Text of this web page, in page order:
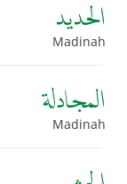
الحديد
Madinah
المجادلة
Madinah